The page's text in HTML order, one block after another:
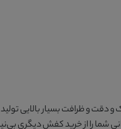
دقت و ظرافت بسیار بالایی
شما را از خرید کفش دیگری